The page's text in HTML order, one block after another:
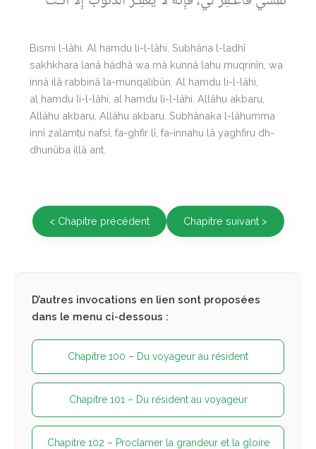
Bismi l-lâhi. Al hamdu li-l-lâhi. Subhâna l-ladhî
sakhkhara lanâ hâdhâ wa mâ kunnâ lahu muqrinîn, wa
innâ ilâ rabbinâ la-munqalibûn. Al hamdu li-l-lâhi,
al hamdu li-l-lâhi, al hamdu li-l-lâhi. Allâhu akbaru,
Allâhu akbaru, Allâhu akbaru. Subhânaka l-lâhumma
innî zalamtu nafsî, fa-ghfir lî, fa-innahu lâ yaghfiru dh-
dhunûba illâ ant.
< Chapitre précédent Chapitre suivant >
D’autres invocations en lien sont proposées
dans le menu ci-dessous :
Chapitre 100 – Du voyageur au résident
Chapitre 101 – Du résident au voyageur
Chapitre 102 – Proclamer la grandeur et la gloire